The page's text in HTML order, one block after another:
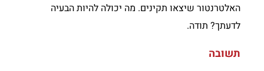
האלטרנטור שיצאו תקינים. מה יכולה להיות הבעיה
לדעתך? תודה.
תשובה